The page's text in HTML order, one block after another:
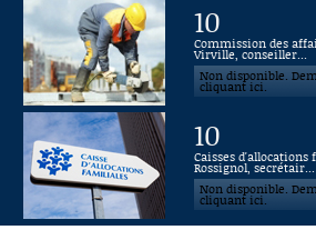
10
Commission des
Virville, conseiller...
Non disponible.
cliquant ici.
10
Caisses
Rossignol, secrétair...
Non disponible.
cliquant ici.